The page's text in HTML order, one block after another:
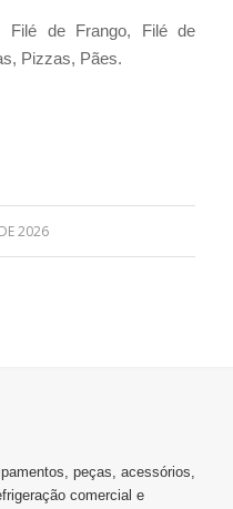
Filé de Frango, Filé de
Pizzas, Pães.
2026
peças, acessórios,
comercial e